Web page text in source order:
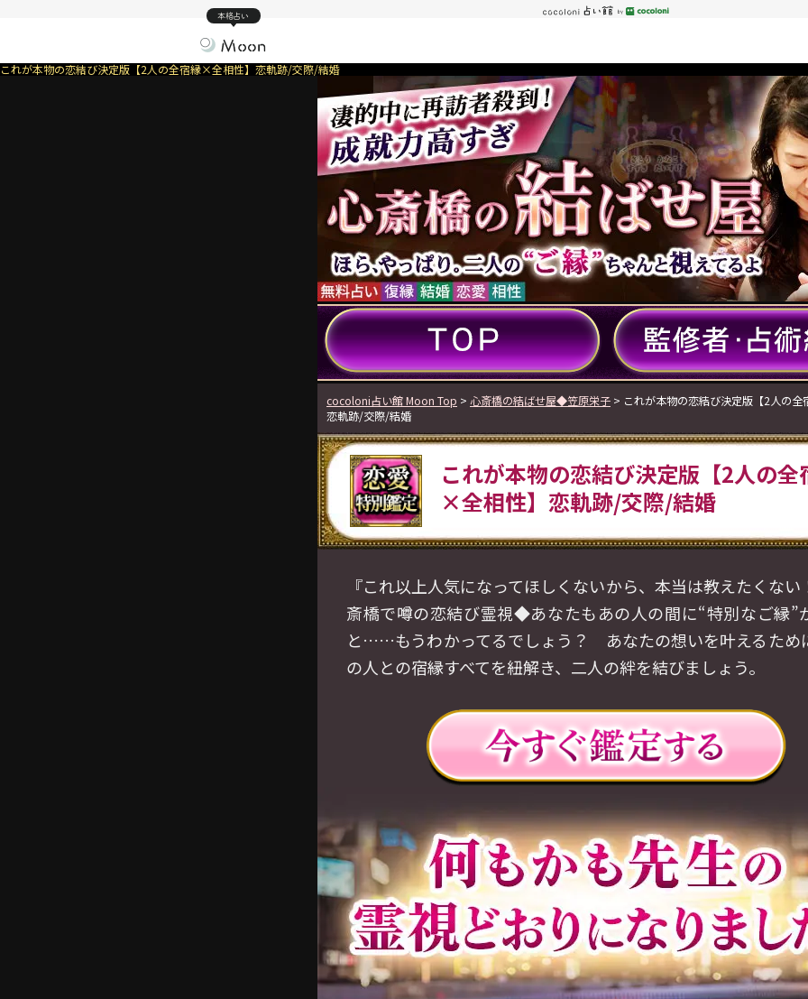
本格占い
これが本物の恋結び決定版【2人の全宿縁×全相性】恋軌跡/交際/結婚
cocoloni占い館 Moon Top > 心斎橋の結ばせ屋◆笠原栄子 > これが本物の恋結び決定版【2人の
恋軌跡/交際/結婚
これが本物の恋結び決定版【2人の全
×全相性】恋軌跡/交際/結婚
『これ以上人気になってほしくないから、本当は教えたくない
斎橋で噂の恋結び霊視◆あなたもあの人の間に“特別なご縁”
と……もうわかってるでしょう？ あなたの想いを叶えるた
の人との宿縁すべてを紐解き、二人の絆を結びましょう。